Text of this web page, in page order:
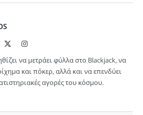
Instagram
να μετράει φύλλα στο Blackjack, να
και πόκερ, αλλά και να επενδύει
αγορές του κόσμου.